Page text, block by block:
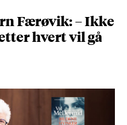
Færøvik: – Ikke
hvert vil gå